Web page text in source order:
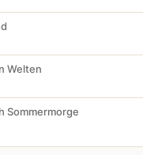
Welten
Sommermorge